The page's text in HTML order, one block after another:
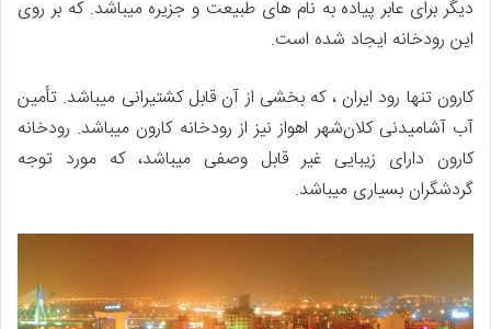
دیگر برای عابر پیاده به نام های طبیعت و جزیره میباشد. که بر روی
این رودخانه ایجاد شده است.
کارون تنها رود ایران ، که بخشی از آن قابل کشتیرانی میباشد. تأمین
آب آشامیدنی کلان‌شهر اهواز نیز از رودخانه کارون میباشد. رودخانه
کارون دارای زیبایی غیر قابل وصفی میباشد، که مورد توجه
گردشگران بسیاری میباشد.